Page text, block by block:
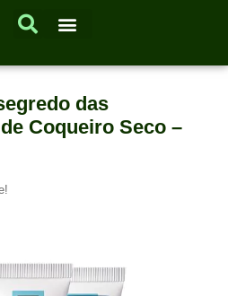
das
Coqueiro Seco –